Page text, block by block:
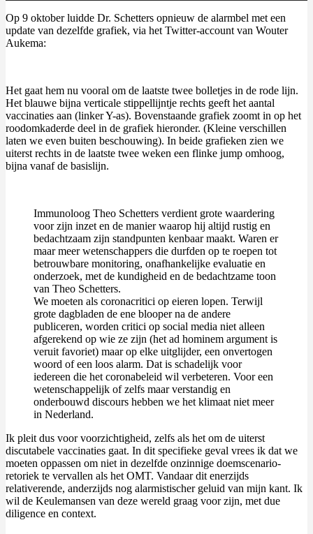
Op 9 oktober luidde Dr. Schetters opnieuw de alarmbel met een
update van dezelfde grafiek, via het Twitter-account van Wouter
Aukema:
Het gaat hem nu vooral om de laatste twee bolletjes in de rode lijn.
Het blauwe bijna verticale stippellijntje rechts geeft het aantal
vaccinaties aan (linker Y-as). Bovenstaande grafiek zoomt in op het
roodomkaderde deel in de grafiek hieronder. (Kleine verschillen
laten we even buiten beschouwing). In beide grafieken zien we
uiterst rechts in de laatste twee weken een flinke jump omhoog,
bijna vanaf de basislijn.
Immunoloog Theo Schetters verdient grote waardering
voor zijn inzet en de manier waarop hij altijd rustig en
bedachtzaam zijn standpunten kenbaar maakt. Waren er
maar meer wetenschappers die durfden op te roepen tot
betrouwbare monitoring, onafhankelijke evaluatie en
onderzoek, met de kundigheid en de bedachtzame toon
van Theo Schetters.
We moeten als coronacritici op eieren lopen. Terwijl
grote dagbladen de ene blooper na de andere
publiceren, worden critici op social media niet alleen
afgerekend op wie ze zijn (het ad hominem argument is
veruit favoriet) maar op elke uitglijder, een onvertogen
woord of een loos alarm. Dat is schadelijk voor
iedereen die het coronabeleid wil verbeteren. Voor een
wetenschappelijk of zelfs maar verstandig en
onderbouwd discours hebben we het klimaat niet meer
in Nederland.
Ik pleit dus voor voorzichtigheid, zelfs als het om de uiterst
discutabele vaccinaties gaat. In dit specifieke geval vrees ik dat we
moeten oppassen om niet in dezelfde onzinnige doemscenario-
retoriek te vervallen als het OMT. Vandaar dit enerzijds
relativerende, anderzijds nog alarmistischer geluid van mijn kant. Ik
wil de Keulemansen van deze wereld graag voor zijn, met due
diligence en context.